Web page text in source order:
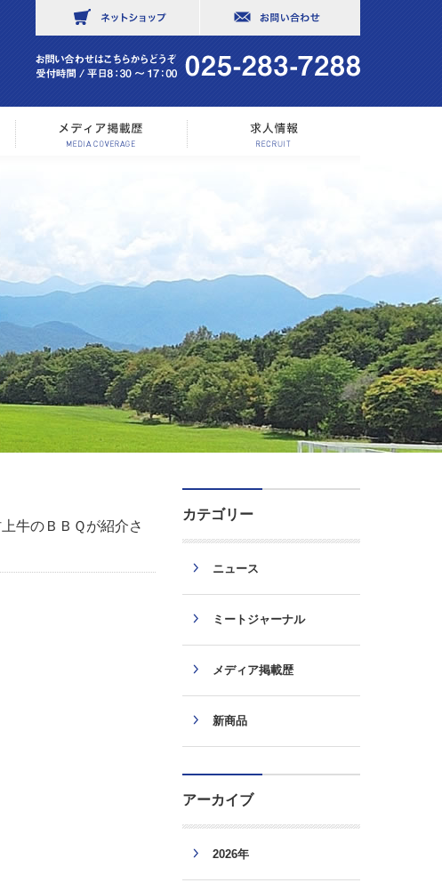
会社概要 メディア掲載歴
牛のＢＢＱが紹介さ
カテゴリー
ニュース
ミートジャーナル
メディア掲載歴
新商品
アーカイブ
2026年